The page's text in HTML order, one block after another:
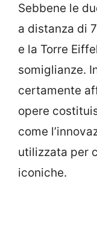
Sebbene le
a distanza di
e la Torre
somiglianze.
certamente
opere
come
utilizzata per
iconiche.